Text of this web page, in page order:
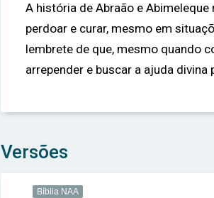
A história de Abraão e Abimeleque
perdoar e curar, mesmo em
lembrete de que, mesmo quando
arrepender e buscar a ajuda divina
Versões
Bíblia NAA